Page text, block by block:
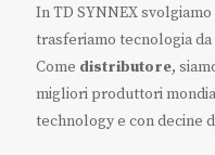
In TD SYNNEX
trasferiamo tecnologia
Come distributore,
migliori produttori
technology e con decine